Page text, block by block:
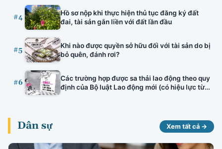
#4
Hồ sơ nộp khi thực hiện thủ tục đăng ký đất
đai, tài sản gắn liền với đất lần đầu
#5
Khi nào được quyền sở hữu đối với tài sản do bị
bỏ quên, đánh rơi?
#6
Các trường hợp được sa thải lao động theo quy
định của Bộ luật Lao động mới (có hiệu lực từ
Dân sự Xem tất cả →